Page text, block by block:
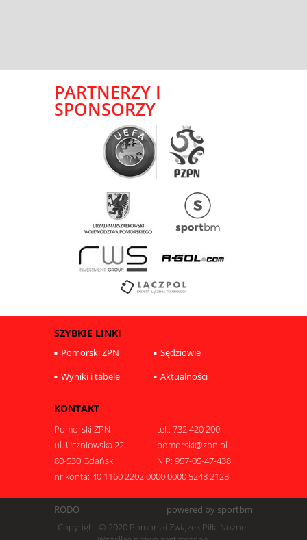
PARTNERZY I
SPONSORZY
SZYBKIE LINKI
Pomorski ZPN
Sędziowie
Wyniki i tabele
Aktualności
KONTAKT
Pomorski ZPN
tel.: 732 420 200
ul. Uczniowska 22
pomorski@zpn.pl
80-530 Gdańsk
NIP: 957-05-47-438
nr konta: 40 1160 2202 0000 0000 5248 2128
RODO
powered by sportbm
Copyright © 2020 Pomorski Związek Piłki Nożnej.